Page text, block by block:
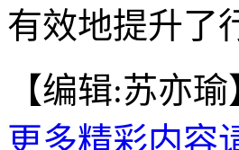
有效地提升了
【编辑:苏亦瑜
更多精彩内容